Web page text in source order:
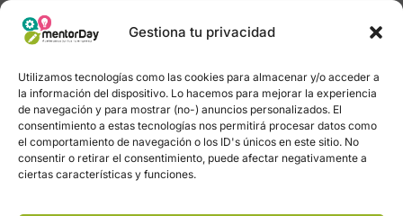
Gestiona tu privacidad
Utilizamos tecnologías como las cookies para almacenar y/o acceder a
la información del dispositivo. Lo hacemos para mejorar la experiencia
de navegación y para mostrar (no-) anuncios personalizados. El
consentimiento a estas tecnologías nos permitirá procesar datos como
el comportamiento de navegación o los ID's únicos en este sitio. No
consentir o retirar el consentimiento, puede afectar negativamente a
ciertas características y funciones.